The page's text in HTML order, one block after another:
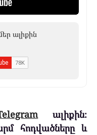
ալիքին
ալիքին։
հոդվածները և